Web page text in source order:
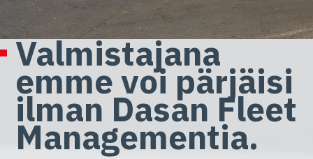
Valmistajana
emme voi pärjäisi
ilman Dasan Fleet
Managementia.